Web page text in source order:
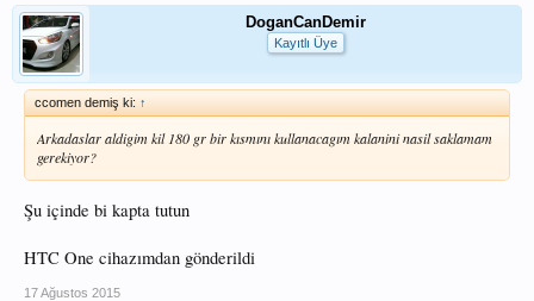
DoganCanDemir
Kayıtlı Üye
ccomen demiş ki: ↑
Arkadaslar aldigim kil 180 gr bir kısmını kullanacagım kalanini nasil saklamam
gerekiyor?
Şu içinde bi kapta tutun
HTC One cihazımdan gönderildi
17 Ağustos 2015